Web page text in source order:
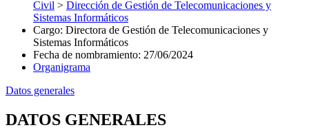
Civil > Dirección de Gestión de Telecomunicaciones y
Sistemas Informáticos
Cargo: Directora de Gestión de Telecomunicaciones y
Sistemas Informáticos
Fecha de nombramiento: 27/06/2024
Organigrama
Datos generales
DATOS GENERALES